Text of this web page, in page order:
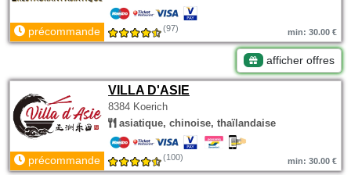
précommande (97) min: 30.00 €
afficher offres
VILLA D'ASIE
8384 Koerich
asiatique, chinoise, thaïlandaise
précommande (100) min: 30.00 €